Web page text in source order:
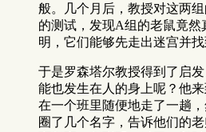
般。几个月后，教授对这两
的测试，发现A组的老鼠竟然
明，它们能够先走出迷宫并找
于是罗森塔尔教授得到了启
能也发生在人的身上呢？他来
在一个班里随便地走了一趟
圈了几个名字，告诉他们的